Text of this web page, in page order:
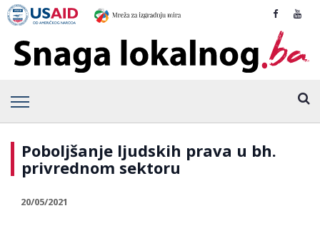
Poboljšanje ljudskih prava u bh.
privrednom sektoru
20/05/2021